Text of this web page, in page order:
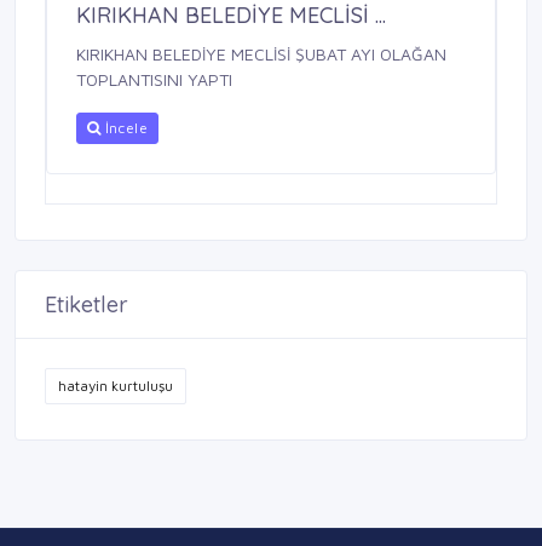
KIRIKHAN BELEDİYE MECLİSİ ...
KIRIKHAN BELEDİYE MECLİSİ ŞUBAT AYI OLAĞAN
TOPLANTISINI YAPTI
İncele
Etiketler
hatayin kurtuluşu